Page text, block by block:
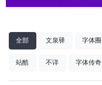
全部 文泉驿 字体圈
站酷 不详 字体传奇